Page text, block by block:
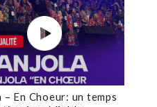
– En Choeur: un temps